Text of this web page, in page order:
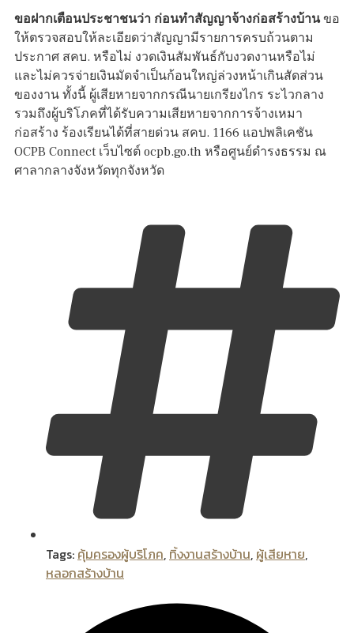
ขอฝากเตือนประชาชนว่า ก่อนทำสัญญาจ้างก่อสร้างบ้านขอ
ให้ตรวจสอบให้ละเอียดว่าสัญญามีรายการครบถ้วนตาม
ประกาศ สคบ. หรือไม่ งวดเงินสัมพันธ์กับงวดงานหรือไม่
และไม่ควรจ่ายเงินมัดจำเป็นก้อนใหญ่ล่วงหน้าเกินสัดส่วน
ของงาน ทั้งนี้ ผู้เสียหายจากกรณีนายเกรียงไกร ระไวกลาง
รวมถึงผู้บริโภคที่ได้รับความเสียหายจากการจ้างเหมา
ก่อสร้าง ร้องเรียนได้ที่สายด่วน สคบ. 1166 แอปพลิเคชัน
OCPB Connect เว็บไซต์ ocpb.go.th หรือศูนย์ดำรงธรรม ณ
ศาลากลางจังหวัดทุกจังหวัด
Tags: คุ้มครองผู้บริโภค, ทิ้งงานสร้างบ้าน, ผู้เสียหาย,
หลอกสร้างบ้าน